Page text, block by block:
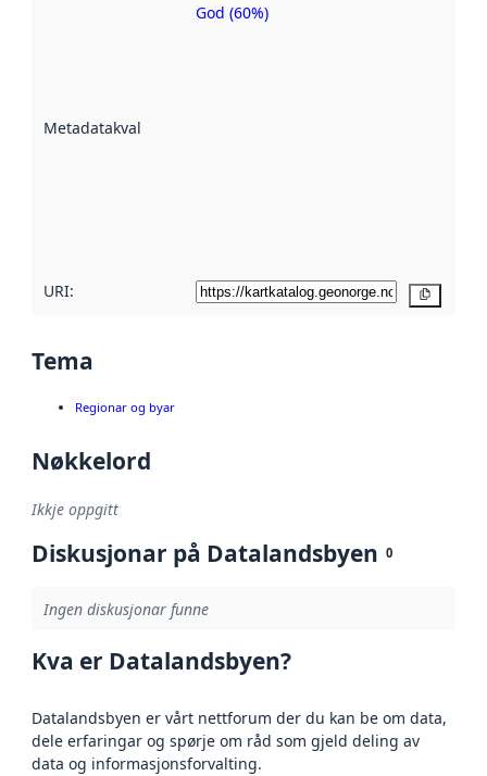
Metadatakvalitet
Metadatakvalitet
God (60%)
URI:
Tema
Regionar og byar
Nøkkelord
Ikkje oppgitt
Diskusjonar på Datalandsbyen 0
Ingen diskusjonar funne
Kva er Datalandsbyen?
Datalandsbyen er vårt nettforum der du kan be om data,
dele erfaringar og spørje om råd som gjeld deling av
data og informasjonsforvalting.